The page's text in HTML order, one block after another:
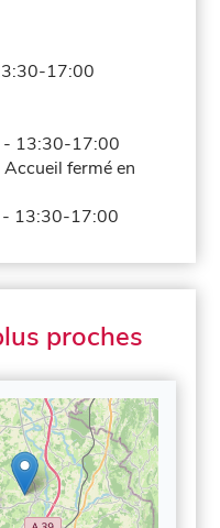
17:00
- 13:30-17:00
Accueil fermé en
- 13:30-17:00
proches